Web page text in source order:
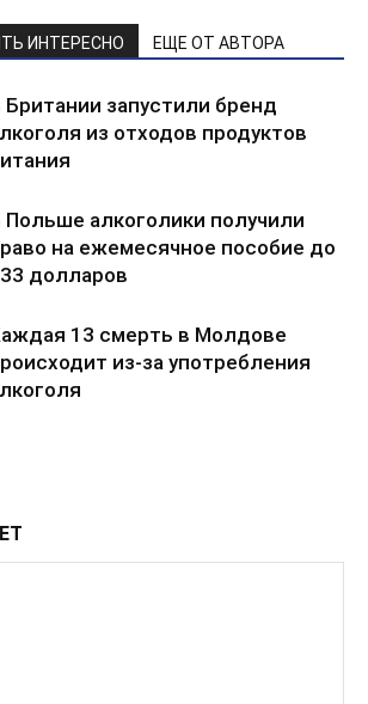
ИНТЕРЕСНО ЕЩЕ ОТ АВТОРА
Британии запустили бренд
из отходов продуктов
Польше алкоголики получили
на ежемесячное пособие до
долларов
13 смерть в Молдове
из-за употребления